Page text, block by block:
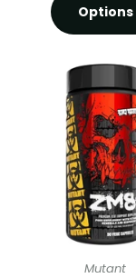
Options
Mutant